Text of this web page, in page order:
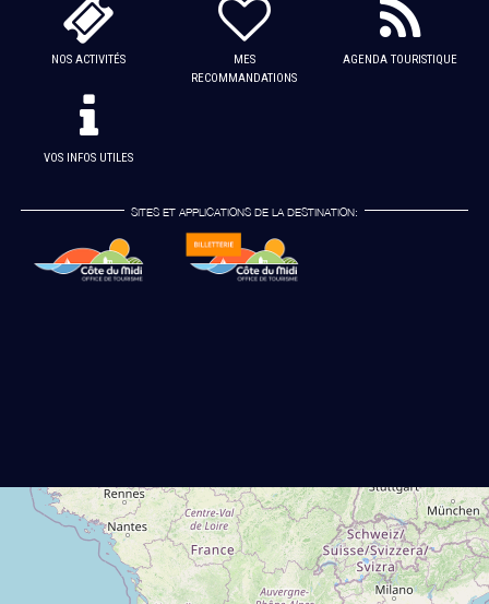
NOS ACTIVITÉS
MES
RECOMMANDATIONS
AGENDA TOURISTIQUE
VOS INFOS UTILES
SITES ET APPLICATIONS DE LA DESTINATION: